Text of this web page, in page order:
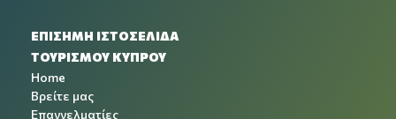
ΕΠΙΣΗΜΗ ΙΣΤΟΣΕΛΙΔΑ
ΤΟΥΡΙΣΜΟΥ ΚΥΠΡΟΥ
Home
Βρείτε μας
Επαγγελματίες